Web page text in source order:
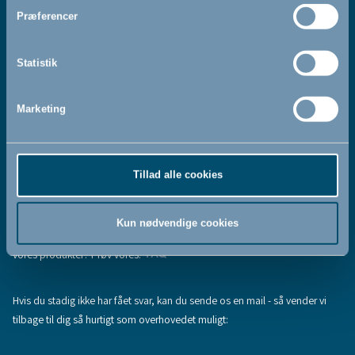
Præferencer
Statistik
Marketing
Tillad alle cookies
Kun nødvendige cookies
læst og accepteret vores
Cookiepolitik
Tilmeld
Fandt du ikke den information, du søgte, eller har du flere spørgsmål til
vores produkter? Prøv vores:FAQ
Hvis du stadig ikke har fået svar, kan du sende os en mail - så vender vi
tilbage til dig så hurtigt som overhovedet muligt: